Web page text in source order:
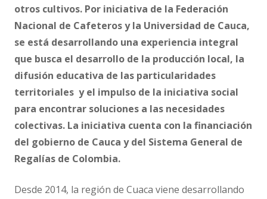
otros cultivos. Por iniciativa de la Federación
Nacional de Cafeteros y la Universidad de Cauca,
se está desarrollando una experiencia integral
que busca el desarrollo de la producción local, la
difusión educativa de las particularidades
territoriales y el impulso de la iniciativa social
para encontrar soluciones a las necesidades
colectivas. La iniciativa cuenta con la financiación
del gobierno de Cauca y del Sistema General de
Regalías de Colombia.
Desde 2014, la región de Cuaca viene desarrollando